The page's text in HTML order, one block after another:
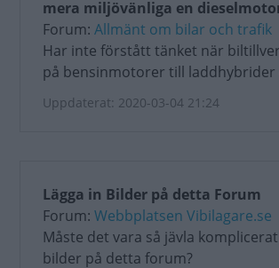
mera miljövänliga en
Forum: Allmänt om bilar och trafik
Har inte förstått tänket när
på bensinmotorer till laddhybrider
Uppdaterat: 2020-03-04 21:24
Lägga in Bilder på detta Forum
Forum: Webbplatsen Vibilagare.se
Måste det vara så jävla
bilder på detta forum?